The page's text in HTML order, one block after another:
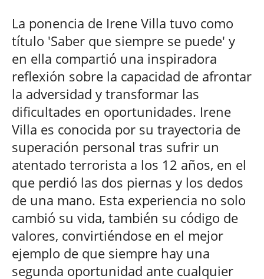
La ponencia de Irene Villa tuvo como
título 'Saber que siempre se puede' y
en ella compartió una inspiradora
reflexión sobre la capacidad de afrontar
la adversidad y transformar las
dificultades en oportunidades. Irene
Villa es conocida por su trayectoria de
superación personal tras sufrir un
atentado terrorista a los 12 años, en el
que perdió las dos piernas y los dedos
de una mano. Esta experiencia no solo
cambió su vida, también su código de
valores, convirtiéndose en el mejor
ejemplo de que siempre hay una
segunda oportunidad ante cualquier